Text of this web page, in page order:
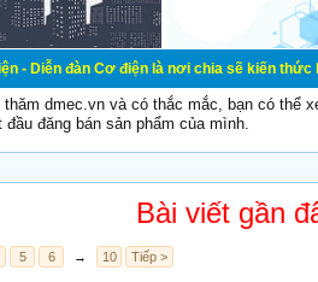
Cơ điện là nơi chia sẽ kiến thức kinh
thăm dmec.vn và có thắc mắc, bạn có thể
đầu đăng bán sản phẩm của mình.
Bài viết gần
5 6 → 10 Tiếp >